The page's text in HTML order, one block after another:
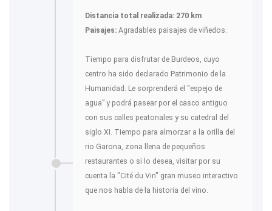
Distancia total realizada: 270 km
Paisajes: Agradables paisajes de viñedos.
Tiempo para disfrutar de Burdeos, cuyo
centro ha sido declarado Patrimonio de la
Humanidad. Le sorprenderá el “espejo de
agua” y podrá pasear por el casco antiguo
con sus calles peatonales y su catedral del
siglo XI. Tiempo para almorzar a la orilla del
rio Garona, zona llena de pequeños
restaurantes o si lo desea, visitar por su
cuenta la "Cité du Vin" gran museo interactivo
que nos habla de la historia del vino.